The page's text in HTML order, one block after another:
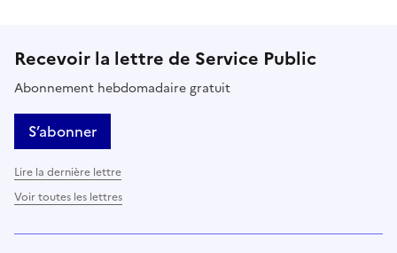
Recevoir la lettre de Service Public
Abonnement hebdomadaire gratuit
S’abonner
Lire la dernière lettre
Voir toutes les lettres